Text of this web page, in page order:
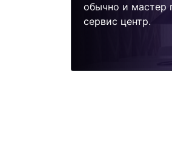
обычно и мастер
сервис центр.